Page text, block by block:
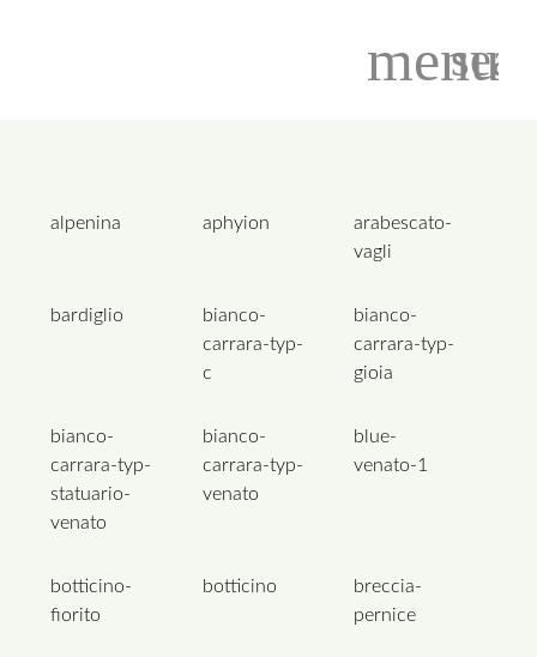
menu
alpenina aphyion
arabescato-
vagli
bardiglio
bianco-
carrara-typ-
c
bianco-
carrara-typ-
gioia
bianco-
carrara-typ-
statuario-
venato
bianco-
carrara-typ-
venato
blue-
venato-1
botticino-
fiorito
botticino
breccia-
pernice